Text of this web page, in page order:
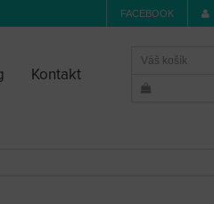
FACEBOOK
Kontakt
Váš košík